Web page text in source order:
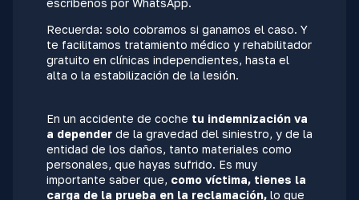
Recuerda: solo cobramos si ganamos el caso. Y
te facilitamos tratamiento médico y rehabilitador
gratuito en clínicas independientes, hasta el
alta o la estabilización de la lesión.
En un accidente de coche tu indemnización va
a depender de la gravedad del siniestro, y de la
entidad de los daños, tanto materiales como
personales, que hayas sufrido. Es muy
importante saber que, como víctima, tienes la
carga de la prueba en la reclamación, lo que